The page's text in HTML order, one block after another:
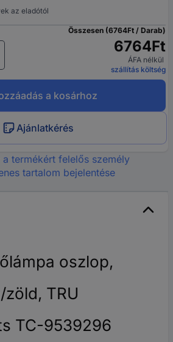
az eladótól
Összesen (6764Ft / Darab)
6764Ft
ÁFA nélkül
szállítás költség
a kosárhoz
Ajánlatkérés
termékért felelős személy
tartalom bejelentése
oszlop,
TRU
TC-9539296